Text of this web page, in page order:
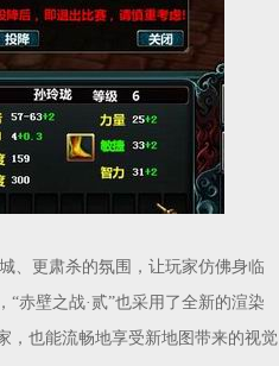
更肃杀的氛围，让玩家仿佛身临
赤壁之战·贰”也采用了全新的渲染
，也能流畅地享受新地图带来的视觉